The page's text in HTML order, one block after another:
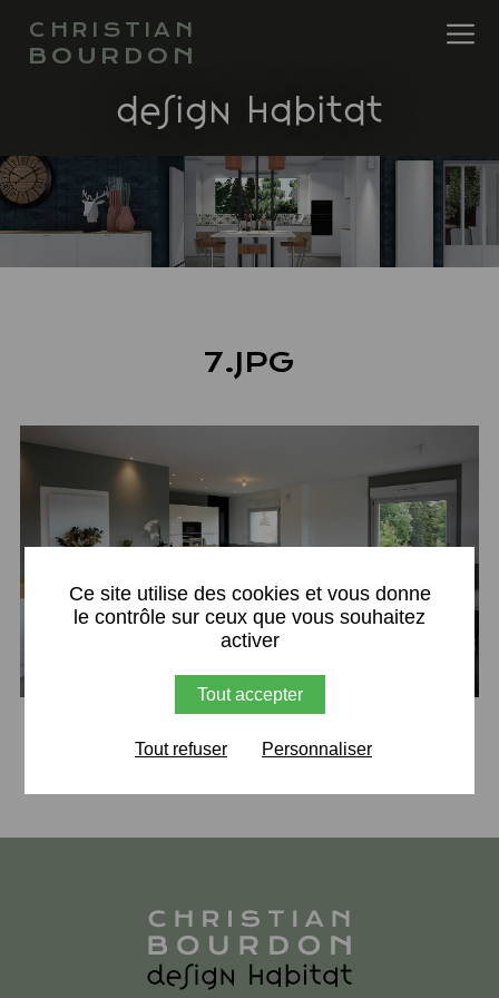
CHRISTIAN
BOURDON
design habitat
7.JPG
Ce site utilise des cookies et vous donne
le contrôle sur ceux que vous souhaitez
activer
Tout accepter
Tout refuser Personnaliser